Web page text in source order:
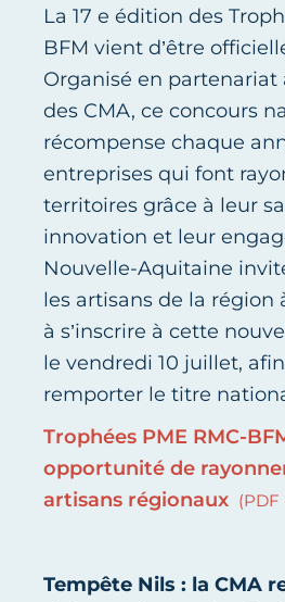
La 17 e édition des
BFM vient d’être
Organisé en partenariat
des CMA, ce concours
récompense chaque
entreprises qui font
territoires grâce à leur
innovation et leur
Nouvelle-Aquitaine
les artisans de la région
à s’inscrire à cette
le vendredi 10 juillet,
remporter le titre
Trophées PME RMC-
opportunité de
artisans régionaux (PDF
Tempête Nils : la CMA